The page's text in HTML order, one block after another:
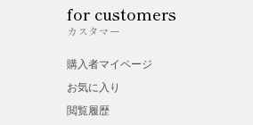
for customers
カスタマー
購入者マイページ
お気に入り
閲覧履歴